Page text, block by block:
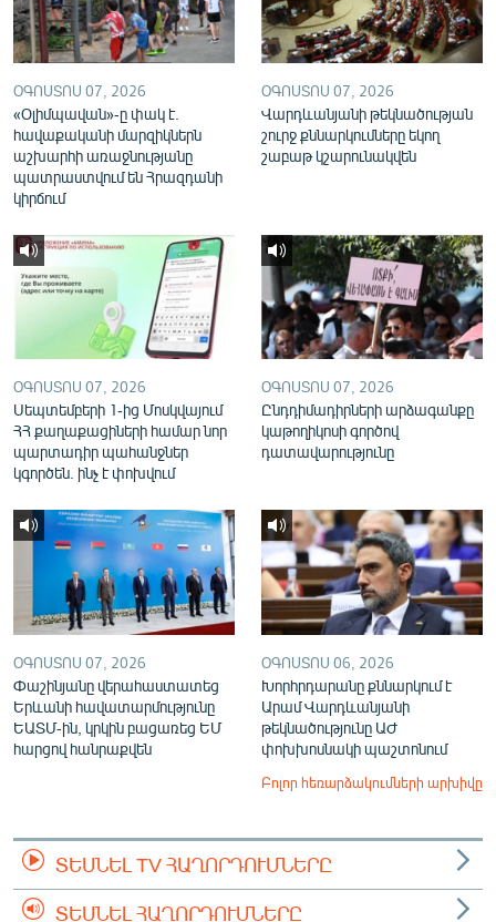
ՀԵՏԵՎԵՔ ՄԵԶ
«Ազատության» բոլոր կայքերը
ՕԳՈՍՏՈՍ 07, 2026
«Օլիմպավան»-ը փակ է.
հավաքականի մարզիկներն
աշխարհի առաջնությանը
պատրաստվում են Հրազդանի
կիրճում
ՕԳՈՍՏՈՍ 07, 2026
Վարդևանյանի թեկնածության
շուրջ քննարկումները եկող
շաբաթ կշարունակվեն
ՕԳՈՍՏՈՍ 07, 2026
Սեպտեմբերի 1-ից Մոսկվայում
ՀՀ քաղաքացիների համար նոր
պարտադիր պահանջներ
կգործեն. ինչ է փոխվում
ՕԳՈՍՏՈՍ 07, 2026
Ընդդիմադիրների արձագանքը
կաթողիկոսի գործով
դատավարությունը
ՕԳՈՍՏՈՍ 07, 2026
Փաշինյանը վերահաստատեց
Երևանի հավատարմությունը
ԵԱՏՄ-ին, կրկին բացառեց ԵՄ
հարցով հանրաքվեն
ՕԳՈՍՏՈՍ 06, 2026
Խորհրդարանը քննարկում է
Արամ Վարդևանյանի
թեկնածությունը ԱԺ
փոխխոսնակի պաշտոնում
Բոլոր հեռարձակումների արխիվը
ՏԵՍՆԵԼ TV ՀԱՂՈՐԴՈՒՄՆԵՐԸ
ՏԵՍՆԵԼ ՀԱՂՈՐԴՈՒՄՆԵՐԸ